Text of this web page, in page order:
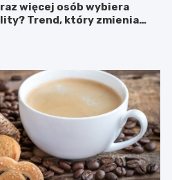
więcej osób wybiera
Trend, który zmienia